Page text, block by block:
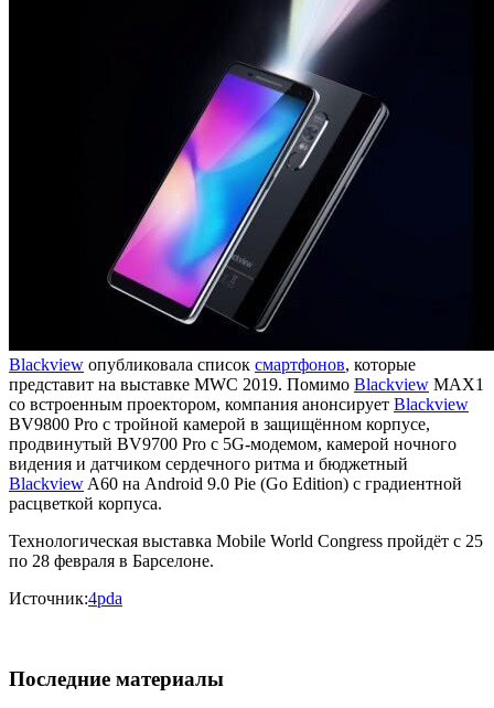
Blackview опубликовала список смартфонов, которые
представит на выставке MWC 2019. Помимо Blackview MAX1
со встроенным проектором, компания анонсирует Blackview
BV9800 Pro с тройной камерой в защищённом корпусе,
продвинутый BV9700 Pro с 5G-модемом, камерой ночного
видения и датчиком сердечного ритма и бюджетный
Blackview A60 на Android 9.0 Pie (Go Edition) с градиентной
расцветкой корпуса.
Технологическая выставка Mobile World Congress пройдёт с 25
по 28 февраля в Барселоне.
Источник:4pda
Последние материалы